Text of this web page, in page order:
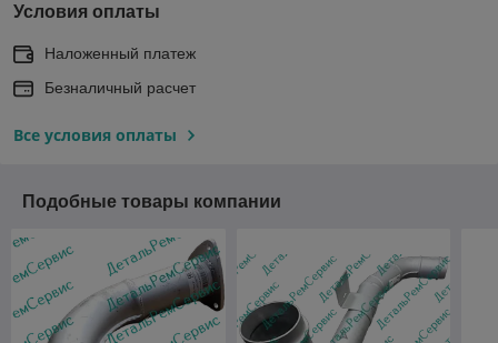
Условия оплаты
Наложенный платеж
Безналичный расчет
Все условия оплаты
Подобные товары компании